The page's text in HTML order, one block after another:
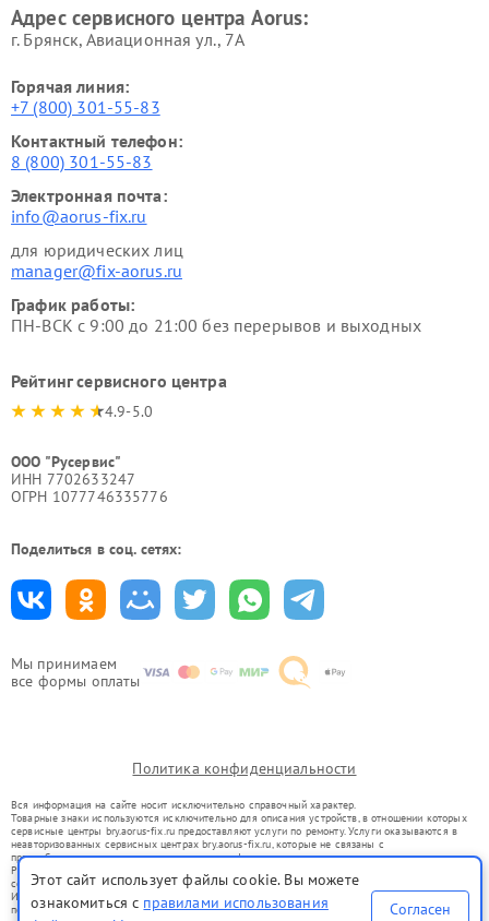
Мы принимаем
все формы оплаты
Адрес сервисного центра Aorus:
г. Брянск, Авиационная ул., 7А
Горячая линия:
+7 (800) 301-55-83
Контактный телефон:
8 (800) 301-55-83
Электронная почта:
info@aorus-fix.ru
для юридических лиц
manager@fix-aorus.ru
График работы:
ПН-ВСК с 9:00 до 21:00 без перерывов и выходных
Рейтинг сервисного центра
4.9-5.0
ООО "Русервис"
ИНН 7702633247
ОГРН 1077746335776
Поделиться в соц. сетях:
Политика конфиденциальности
Вся информация на сайте носит исключительно справочный характер.
Товарные знаки используются исключительно для описания устройств, в отношении которых
сервисные центры bry.aorus-fix.ru предоставляют услуги по ремонту. Услуги оказываются в
неавторизованных сервисных центрах bry.aorus-fix.ru, которые не связаны с
правообладателями товарных знаков или их официальными представителями.
Ремонт осуществляется для устройств, уже введенных в гражданский оборот в соответствии
со статьей 1487 ГК РФ.
Использование товарных знаков не преследует цели индивидуализации услуг или введения
потребителей в заблуждение, а служит для информирования о предоставляемых услугах по
Этот сайт использует файлы cookie. Вы можете
ознакомиться с правилами использования
Согласен